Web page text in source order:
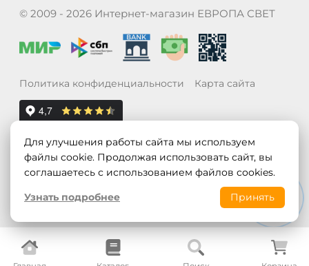
© 2009 - 2026 Интернет-магазин ЕВРОПА СВЕТ
Политика конфиденциальности Карта сайта
Для улучшения работы сайта мы используем
файлы cookie. Продолжая использовать сайт, вы
соглашаетесь с использованием файлов cookies.
Узнать подробнее
Принять